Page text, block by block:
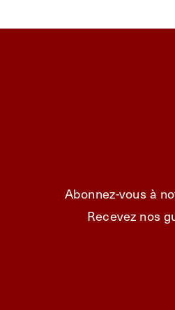
Abonnez-vous à
Recevez nos